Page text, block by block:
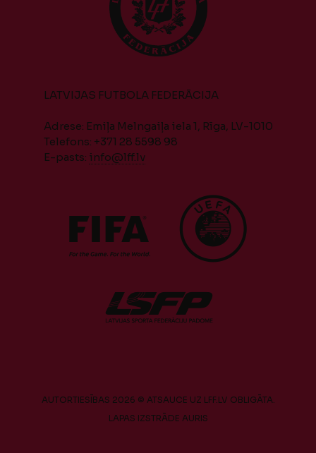
LATVIJAS FUTBOLA FEDERĀCIJA
Adrese: Emiļa Melngaiļa iela 1, Rīga, LV-1010
Telefons: +371 28 5598 98
E-pasts: info@lff.lv
AUTORTIESĪBAS 2026 © ATSAUCE UZ LFF.LV OBLIGĀTA.
LAPAS IZSTRĀDE AURIS